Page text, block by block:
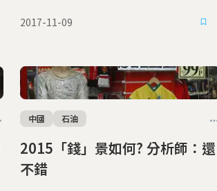
2017-11-09
2015「錢」景如何? 分析師：還
不錯
中國 石油